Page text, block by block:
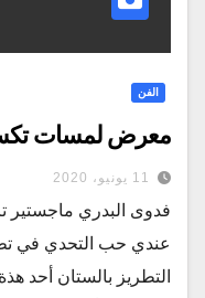
الفن
معرض لمسات
11 يونيو، 2020
فدوى البدري ماجستير
عندي حب التحدي في
التطريز بالستان أحد